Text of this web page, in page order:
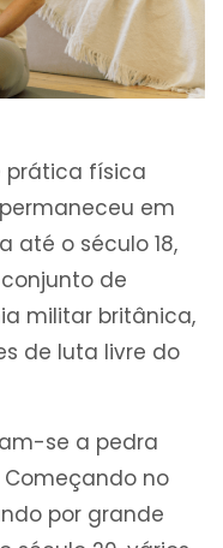
prática física
em
até o século 18,
de
militar britânica,
de luta livre do
se a pedra
no
por grande